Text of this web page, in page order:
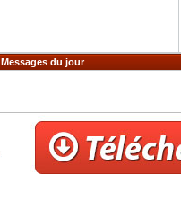
Messages du jour